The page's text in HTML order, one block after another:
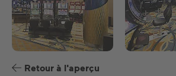
Retour à l'aperçu